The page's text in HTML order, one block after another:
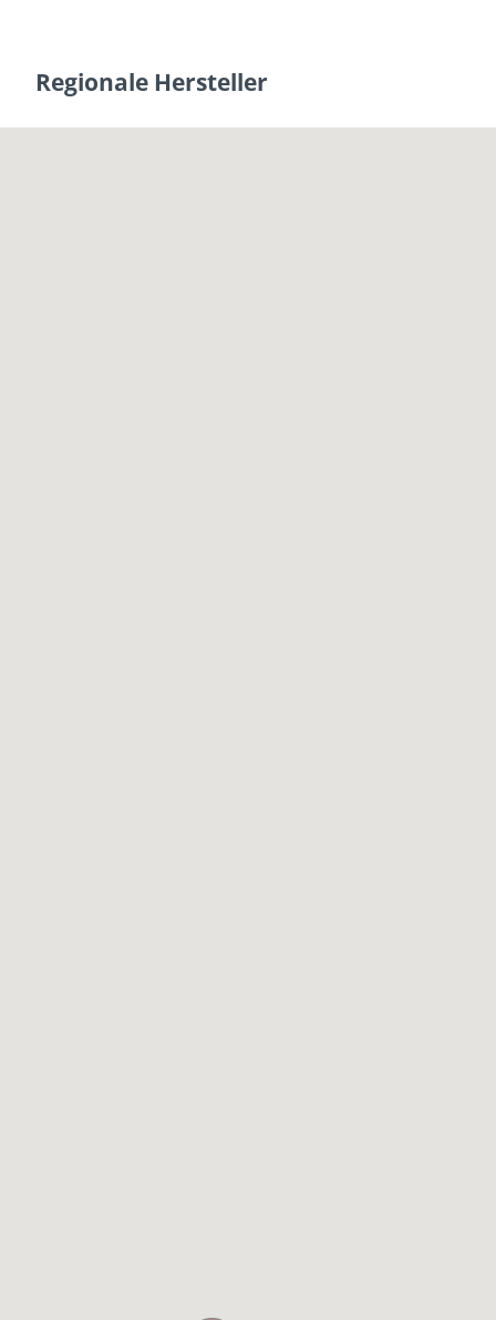
Regionale Hersteller